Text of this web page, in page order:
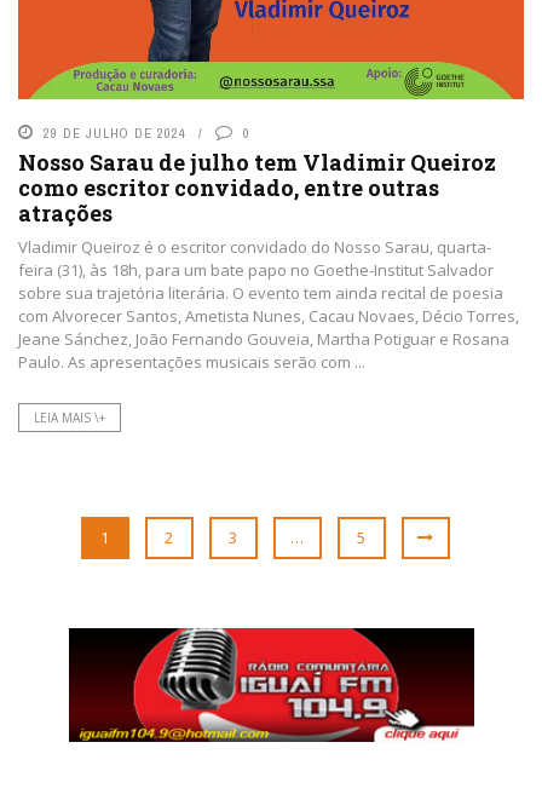
29 DE JULHO DE 2024 0
Nosso Sarau de julho tem Vladimir Queiroz
como escritor convidado, entre outras
atrações
Vladimir Queiroz é o escritor convidado do Nosso Sarau, quarta-
feira (31), às 18h, para um bate papo no Goethe-Institut Salvador
sobre sua trajetória literária. O evento tem ainda recital de poesia
com Alvorecer Santos, Ametista Nunes, Cacau Novaes, Décio Torres,
Jeane Sánchez, João Fernando Gouveia, Martha Potiguar e Rosana
Paulo. As apresentações musicais serão com ...
LEIA MAIS \+
1 2 3 … 5